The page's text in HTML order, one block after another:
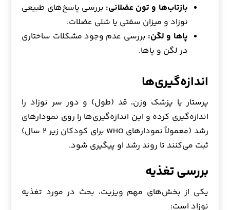
بازتاب‌ها و تون عضلانی: بررسی پاسخ‌های طبیعی
نوزاد و میزان سفتی یا شلی عضلات.
پاها و لگن: بررسی عدم وجود مشکلات ساختاری
در لگن و پاها.
اندازه‌گیری‌ها
پرستار یا پزشک وزن، قد (طول) و دور سر نوزاد را
اندازه‌گیری کرده و این اندازه‌گیری‌ها را روی نمودارهای
رشد (معمولاً نمودارهای WHO برای کودکان زیر ۲ سال)
ثبت می‌کنند تا روند رشد او پیگیری شود.
بررسی تغذیه
یکی از بخش‌های مهم ویزیت، بحث در مورد تغذیه
نوزاد است: